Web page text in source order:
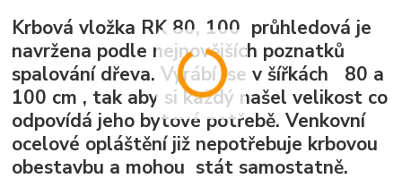
Krbová vložka RK 80, 100 průhledová je
navržena podle nejnovějších poznatků
spalování dřeva. Vyrábí se v šířkách 80 a
100 cm , tak aby si každý našel velikost co
odpovídá jeho bytové potřebě. Venkovní
ocelové opláštění již nepotřebuje krbovou
obestavbu a mohou stát samostatně.